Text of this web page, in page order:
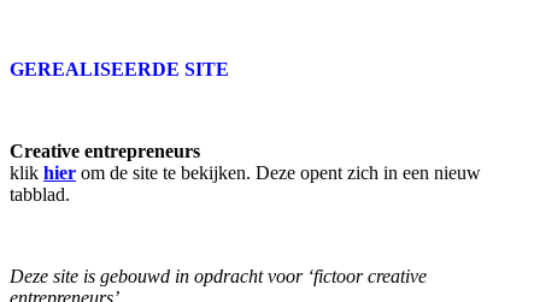
GEREALISEERDE SITE
Creative entrepreneurs
klik hier om de site te bekijken. Deze opent zich in een nieuw
tabblad.
Deze site is gebouwd in opdracht voor ‘fictoor creative